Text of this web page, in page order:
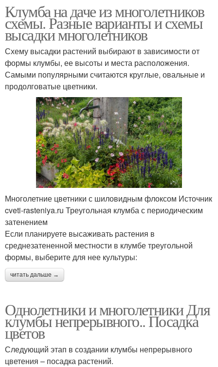
Клумба на даче из многолетников
схемы. Разные варианты и схемы
высадки многолетников
Схему высадки растений выбирают в зависимости от
формы клумбы, ее высоты и места расположения.
Самыми популярными считаются круглые, овальные и
продолговатые цветники.
Многолетние цветники с шиловидным флоксом Источник
cveti-rasteniya.ru Треугольная клумба с периодическим
затенением
Если планируете высаживать растения в
среднезатененной местности в клумбе треугольной
формы, выберите для нее культуры:
читать дальше →
Однолетники и многолетники Для
клумбы непрерывного.. Посадка
цветов
Следующий этап в создании клумбы непрерывного
цветения – посадка растений.